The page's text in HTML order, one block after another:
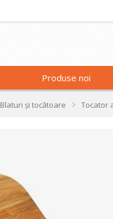
Produse noi
Blaturi și tocătoare Tocator